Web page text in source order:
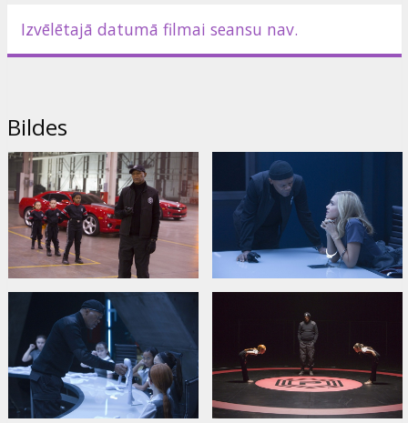
Izvēlētajā datumā filmai seansu nav.
Bildes